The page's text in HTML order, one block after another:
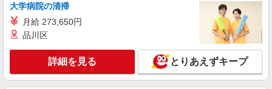
キープ 詳細を見る
株式会社kotrio /●UT-H-2009855
毎日通うのが楽しみになる＊ホテルのような美
しいサ高住のSTAFF
大学病院の清掃
月給 273,650円
品川区
詳細を見る とりあえずキープ